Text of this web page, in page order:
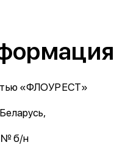
«ФЛОУРЕСТ»
№ б/н